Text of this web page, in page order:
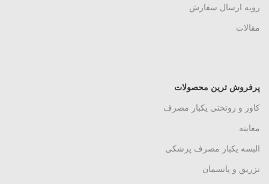
رویه ارسال سفارش
مقالات
پرفروش ترین محصولات
کاور و روتختی یکبار مصرف
معاینه
البسه یکبار مصرف پزشکی
تزریق و پانسمان